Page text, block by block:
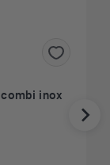
inox